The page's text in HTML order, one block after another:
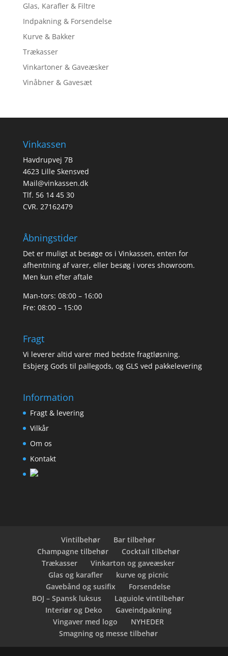
Glas, Karafler & Filtre
Indpakning & Forsendelse
Kurve & Bakker
Trækasser
Vinkartoner & Gaveæsker
Vinåbner & Gavesæt
Vinkassen
Havdrupvej 7B
4623 Lille Skensved
Mail@vinkassen.dk
Tlf. 56 14 45 30
CVR. 27162479
Åbningstider
Det er muligt at besøge os i Vinkassen, enten for
afhentning af varer, eller besøg i vores showroom.
Men kun efter aftale
Man-tors: 08:00 – 16:00
Fre: 08:00 – 15:00
Fragt
Vi leverer altid varer med bedste fragtløsning.
Esbjerg Gods til pallegods, og GLS ved pakkelevering
Information
Fragt & levering
Vilkår
Om os
Kontakt
Vintilbehør
Bar tilbehør
Champagne tilbehør
Cocktail tilbehør
Trækasser
Vinkarton og gaveæsker
Glas og karafler
kurve og picnic
Gavebånd og susifix
Forsendelse
BOJ – Spansk luksus
Laguiole vintilbehør
Interiør og Deko
Gaveindpakning
Vingaver med logo
NYHEDER
Smagning og messe tilbehør